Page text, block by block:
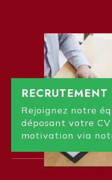
RECRUTEMENT
Rejoignez notre
déposant votre
motivation via